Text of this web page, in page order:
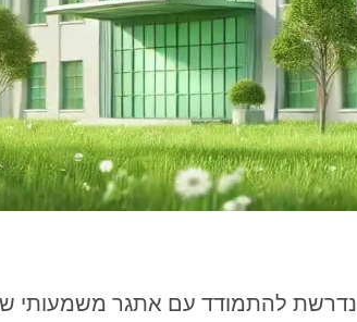
נדרשת להתמודד עם אתגר משמעותי